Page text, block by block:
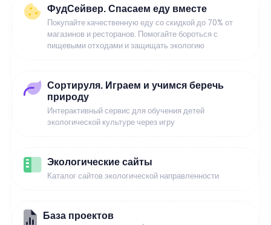
ФудСейвер. Спасаем еду вместе
Покупайте качественную еду со скидкой до 70% от
магазинов и ресторанов. Помогайте бороться с
пищевыми отходами и защищать экологию
Сортируля. Играем и учимся беречь
природу
Интерактивный сервис для обучения детей
экологической культуре через игру
Экологические сайты
Каталог сайтов экологической направленности
База проектов